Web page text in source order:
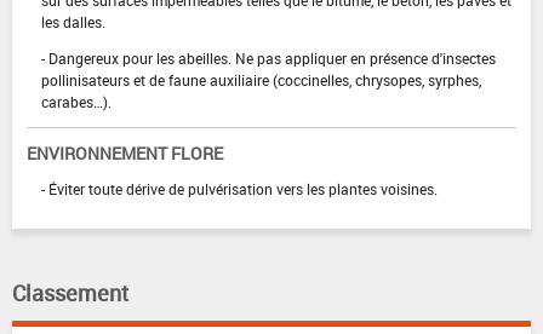
les dalles.
- Dangereux pour les abeilles. Ne pas appliquer en présence d'insectes
pollinisateurs et de faune auxiliaire (coccinelles, chrysopes, syrphes,
carabes…).
ENVIRONNEMENT FLORE
- Éviter toute dérive de pulvérisation vers les plantes voisines.
Classement